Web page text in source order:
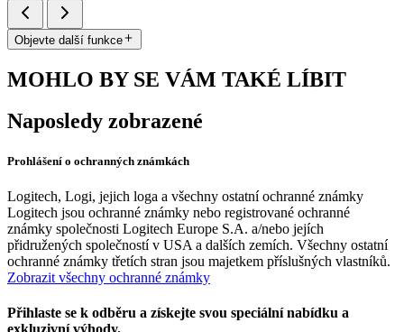
Objevte další funkce
MOHLO BY SE VÁM TAKÉ LÍBIT
Naposledy zobrazené
Prohlášení o ochranných známkách
Logitech, Logi, jejich loga a všechny ostatní ochranné známky
Logitech jsou ochranné známky nebo registrované ochranné
známky společnosti Logitech Europe S.A. a/nebo jejích
přidružených společností v USA a dalších zemích. Všechny ostatní
ochranné známky třetích stran jsou majetkem příslušných vlastníků.
Zobrazit všechny ochranné známky
Přihlaste se k odběru a získejte svou speciální nabídku a
exkluzivní výhody.